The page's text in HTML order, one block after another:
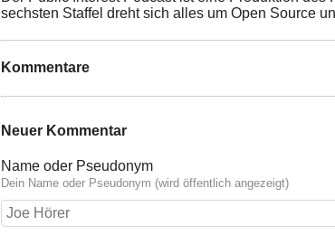
sechsten Staffel dreht sich alles um Open Source
Kommentare
Neuer Kommentar
Name oder Pseudonym
Dein Name oder Pseudonym (wird öffentlich angezeigt)